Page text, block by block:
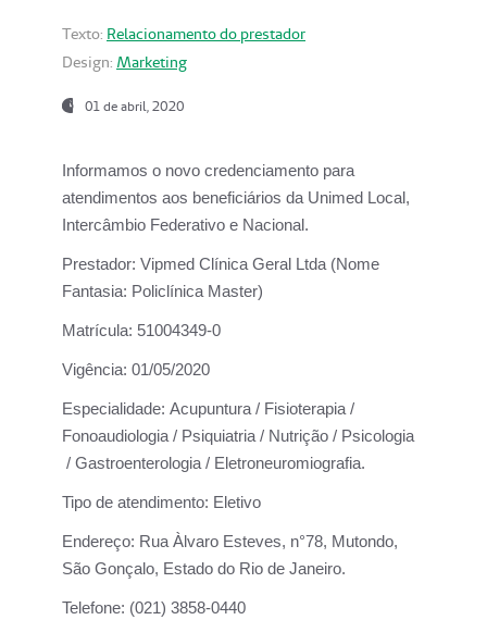
Texto: Relacionamento do prestador
Design: Marketing
01 de abril, 2020
Informamos o novo credenciamento para
atendimentos aos beneficiários da Unimed Local,
Intercâmbio Federativo e Nacional.
Prestador: Vipmed Clínica Geral Ltda (Nome
Fantasia: Policlínica Master)
Matrícula: 51004349-0
Vigência: 01/05/2020
Especialidade: Acupuntura / Fisioterapia /
Fonoaudiologia / Psiquiatria / Nutrição / Psicologia
/ Gastroenterologia / Eletroneuromiografia.
Tipo de atendimento: Eletivo
Endereço: Rua Àlvaro Esteves, n°78, Mutondo,
São Gonçalo, Estado do Rio de Janeiro.
Telefone: (021) 3858-0440